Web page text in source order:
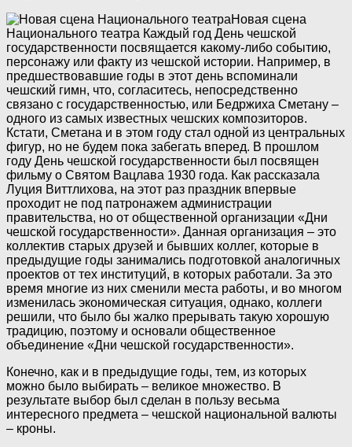
Новая сцена
Национального театра Каждый год День чешской
государственности посвящается какому-либо событию,
персонажу или факту из чешской истории. Например, в
предшествовавшие годы в этот день вспоминали
чешский гимн, что, согласитесь, непосредственно
связано с государственностью, или Бедржиха Сметану –
одного из самых известных чешских композиторов.
Кстати, Сметана и в этом году стал одной из центральных
фигур, но не будем пока забегать вперед. В прошлом
году День чешской государственности был посвящен
фильму о Святом Вацлава 1930 года. Как рассказала
Луция Виттлихова, на этот раз праздник впервые
проходит не под патронажем администрации
правительства, но от общественной организации «Дни
чешской государственности». Данная организация – это
коллектив старых друзей и бывших коллег, которые в
предыдущие годы занимались подготовкой аналогичных
проектов от тех институций, в которых работали. За это
время многие из них сменили места работы, и во многом
изменилась экономическая ситуация, однако, коллеги
решили, что было бы жалко прерывать такую хорошую
традицию, поэтому и основали общественное
объединение «Дни чешской государственности».
Конечно, как и в предыдущие годы, тем, из которых
можно было выбирать – великое множество. В
результате выбор был сделан в пользу весьма
интересного предмета – чешской национальной валюты
– кроны.